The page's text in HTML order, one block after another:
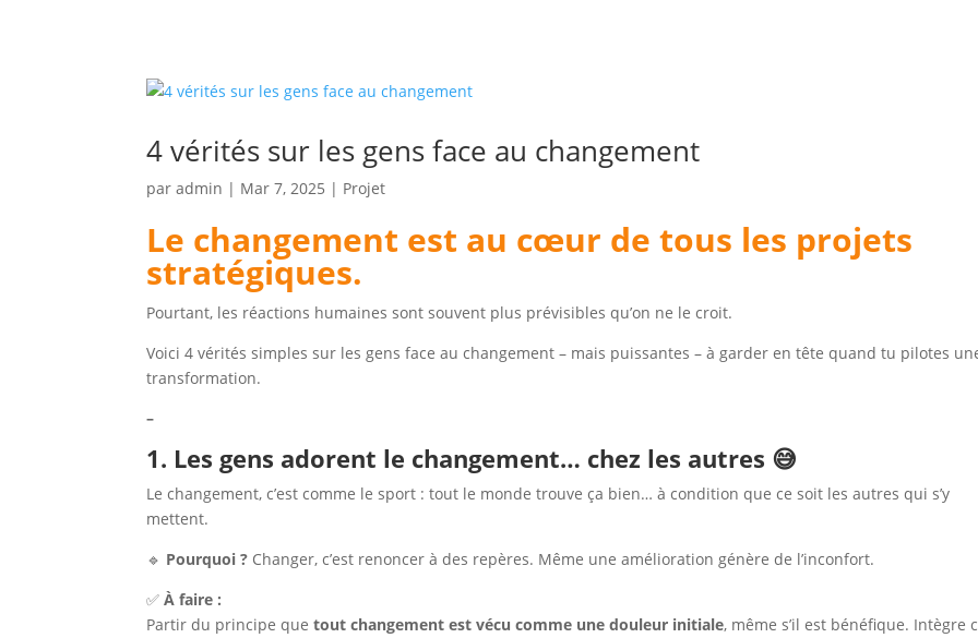
4 vérités sur les gens face au changement
paradmin | Mar 7, 2025 | Projet
Le changement est au cœur de tous les projets
stratégiques.
Pourtant, les réactions humaines sont souvent plus prévisibles qu’on ne le croit.
Voici 4 vérités simples sur les gens face au changement – mais puissantes – à garder en tête quand tu pilotes
transformation.
–
1. Les gens adorent le changement… chez les autres 😅
Le changement, c’est comme le sport : tout le monde trouve ça bien… à condition que ce soit les autres qui s’y
mettent.
🔹 Pourquoi ? Changer, c’est renoncer à des repères. Même une amélioration génère de l’inconfort.
✅À faire :
Partir du principe quetout changement est vécu comme une douleur initiale, même s’il est bénéfique. Intègre